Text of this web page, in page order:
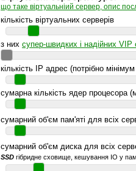
що таке віртуальніий сервер, опис
кількість віртуальних серверів
з них супер-швидких і надійних VIP
кількість IP адрес (потрібно
сумарна кількість ядер процесора
сумарний об'єм пам'яті для всіх
сумарний об'єм диска для всіх
SSD гібридне сховище, кешування IO у